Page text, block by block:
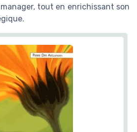
tout en enrichissant son